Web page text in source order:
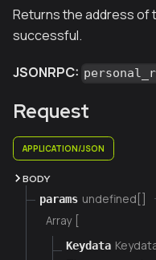
Returns the address of
successful.
JSONRPC:
Request
APPLICATION/JSON
BODY
params undefined[]
Array [
Keydata